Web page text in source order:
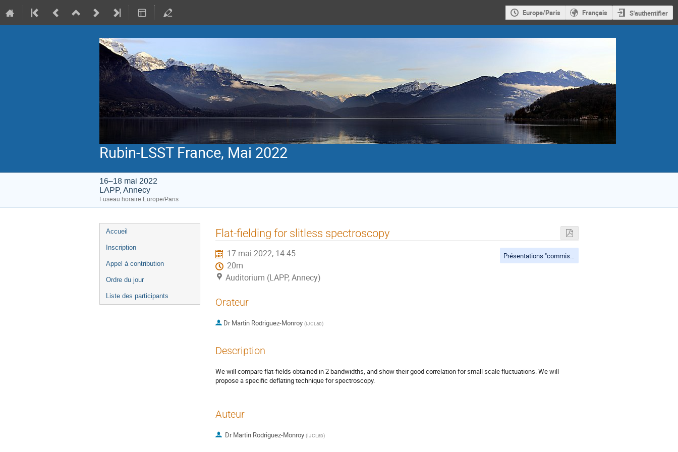
Europe/Paris Français S'authentifier
Rubin-LSST France, Mai 2022
16–18 mai 2022
LAPP, Annecy
Fuseau horaire Europe/Paris
Menu
de
Accueil
Inscription
Appel à contribution
Ordre du jour
Liste des participants
Flat-fielding for slitless spectroscopy
17 mai 2022, 14:45
20m
Auditorium (LAPP, Annecy)
Présentations "commissioning" (Auxtel, CBP, focal plane...) + hands-on
Orateur
Dr Martin Rodriguez-Monroy (IJCLab)
Description
We will compare flat-fields obtained in 2 bandwidths, and show their good correlation for small scale fluctuations. We will
propose a specific deflating technique for spectroscopy.
Auteur
DrMartin Rodriguez-Monroy (IJCLab)